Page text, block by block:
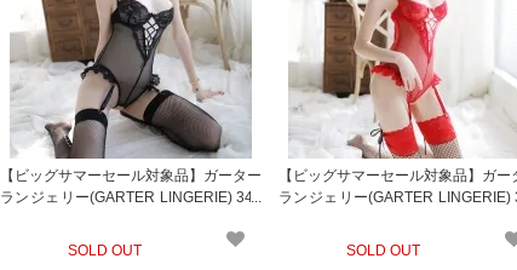
【ビッグサマーセール対象品】ガーター
ランジェリー(GARTER LINGERIE) 340
SOLD OUT
【ビッグサマーセール対象品】ガー
ランジェリー(GARTER LINGERIE)
SOLD OUT